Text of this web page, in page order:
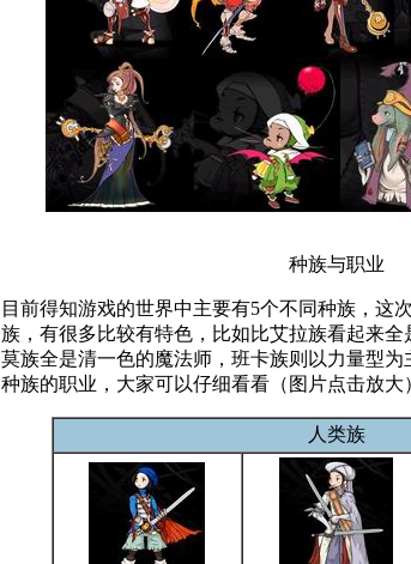
种族与职业
目前得知游戏的世界中主要有5个不同种族，这
族，有很多比较有特色，比如比艾拉族看起来
莫族全是清一色的魔法师，班卡族则以力量型
种族的职业，大家可以仔细看看（图片点击放大
人类族